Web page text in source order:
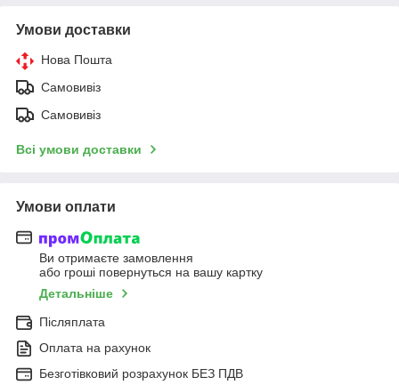
Умови доставки
Нова Пошта
Самовивіз
Самовивіз
Всі умови доставки
Умови оплати
Ви отримаєте замовлення
або гроші повернуться на вашу картку
Детальніше
Післяплата
Оплата на рахунок
Безготівковий розрахунок БЕЗ ПДВ